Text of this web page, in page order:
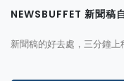
NEWSBUFFET 新聞稿
新聞稿的好去處，三分鐘上